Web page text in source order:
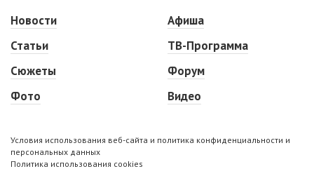
Новости
Статьи
Сюжеты
Фото
Афиша
ТВ-Программа
Форум
Видео
Условия использования веб-сайта и политика конфиденциальности и
персональных данных
Политика использования cookies